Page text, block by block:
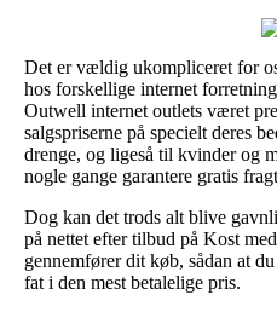
Det er vældig ukompliceret for
hos forskellige internet
Outwell internet outlets været
salgspriserne på specielt deres
drenge, og ligeså til kvinder og
nogle gange garantere gratis
Dog kan det trods alt blive
på nettet efter tilbud på Kost
gennemfører dit køb, sådan at
fat i den mest betalelige pris.